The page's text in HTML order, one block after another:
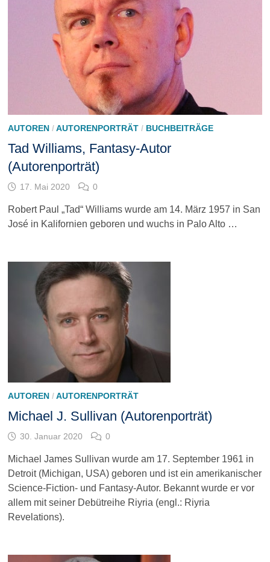
AUTOREN/AUTORENPORTRÄT/ BUCHBEITRÄGE
Tad Williams, Fantasy-Autor
(Autorenporträt)
17. Mai 2020 0
Robert Paul „Tad“ Williams wurde am 14. März 1957 in San
José in Kalifornien geboren und wuchs in Palo Alto …
AUTOREN/AUTORENPORTRÄT
Michael J. Sullivan (Autorenporträt)
30. Januar 2020 0
Michael James Sullivan wurde am 17. September 1961 in
Detroit (Michigan, USA) geboren und ist ein amerikanischer
Science-Fiction- und Fantasy-Autor. Bekannt wurde er vor
allem mit seiner Debütreihe Riyria (engl.: Riyria
Revelations).